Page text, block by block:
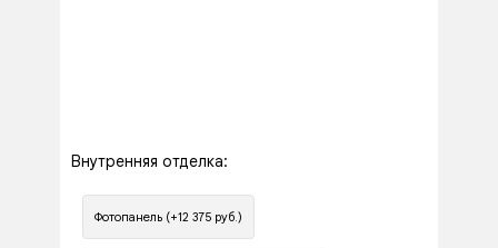
Внутренняя отделка:
Фотопанель (+12 375 руб.)